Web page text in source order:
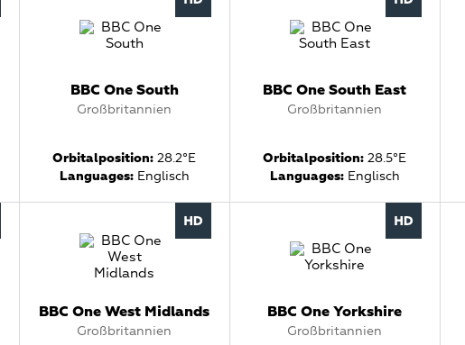
BBC One South
Großbritannien
Orbitalposition: 28.2°E
Languages:Englisch
BBC One South East
Großbritannien
Orbitalposition: 28.5°E
Languages:Englisch
BBC One West Midlands
Großbritannien
BBC One Yorkshire
Großbritannien